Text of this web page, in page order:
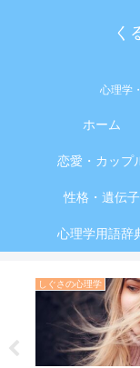
く
心理学
ホーム
恋愛・カップ
性格・遺伝子
心理学用語辞
しぐさの心理学